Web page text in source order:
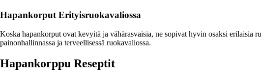
Hapankorput Erityisruokavaliossa
Koska hapankorput ovat kevyitä ja vähärasvaisia, ne sopivat hyvin osaksi erilaisia
painonhallinnassa ja terveellisessä ruokavaliossa.
Hapankorppu Reseptit